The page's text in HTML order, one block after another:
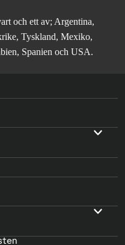
och ett av; Argentina,
Tyskland, Mexiko,
Spanien och USA.